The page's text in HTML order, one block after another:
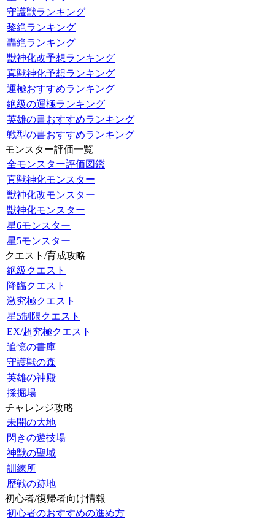
守護獣ランキング
黎絶ランキング
轟絶ランキング
獣神化改予想ランキング
真獣神化予想ランキング
運極おすすめランキング
絶級の運極ランキング
英雄の書おすすめランキング
戦型の書おすすめランキング
モンスター評価一覧
全モンスター評価図鑑
真獣神化モンスター
獣神化改モンスター
獣神化モンスター
星6モンスター
星5モンスター
クエスト/育成攻略
絶級クエスト
降臨クエスト
激究極クエスト
星5制限クエスト
EX/超究極クエスト
追憶の書庫
守護獣の森
英雄の神殿
採掘場
チャレンジ攻略
未開の大地
閃きの遊技場
神獣の聖域
訓練所
歴戦の跡地
初心者/復帰者向け情報
初心者のおすすめの進め方